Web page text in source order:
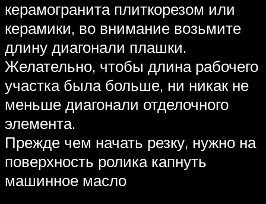
керамогранита плиткорезом или
керамики, во внимание возьмите
длину диагонали плашки.
Желательно, чтобы длина рабочего
участка была больше, ни никак не
меньше диагонали отделочного
элемента.
Прежде чем начать резку, нужно на
поверхность ролика капнуть
машинное масло